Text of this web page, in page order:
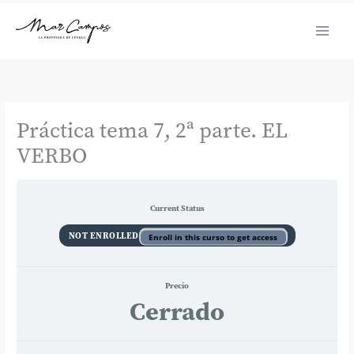
Práctica tema 7, 2ª parte. EL
VERBO
Current Status
NOT ENROLLED Enroll in this curso to get access
Precio
Cerrado